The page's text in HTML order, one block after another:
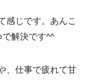
感じです。あんこ
解決です^^
、仕事で疲れて甘